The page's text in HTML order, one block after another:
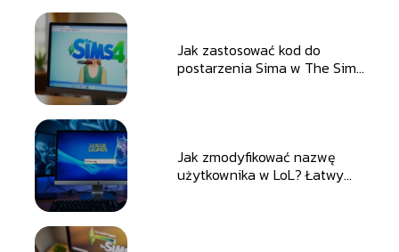
Jak zastosować kod do
postarzenia Sima w The Sims
Jak zmodyfikować nazwę
użytkownika w LoL? Łatwy